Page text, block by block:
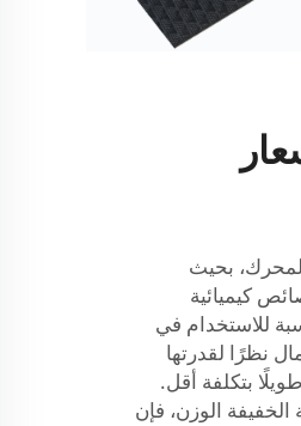
بحيث
كيميائية
للاستخدام في
نظرًا لقدرتها
بتكلفة أقل.
الوزن، فإن